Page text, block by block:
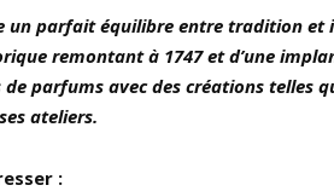
un parfait équilibre entre tradition et
remontant à 1747 et d’une
parfums avec des créations telles
ateliers.
: